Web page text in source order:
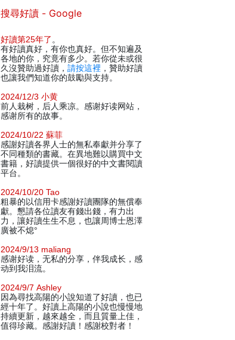
搜尋好讀 - Google
好讀第25年了 。
有好讀真好，有你也真好。但不知遍及
各地的你，究竟有多少。若你從未或很
久沒贊助過好讀， 請按這裡 ，贊助好讀
也讓我們知道你的鼓勵與支持。
2024/12/3 小黄
前人栽树，后人乘凉。感谢好读网站，
感谢所有的故事。
2024/10/22 蘇菲
感謝好讀各界人士的無私奉獻并分享了
不同種類的書藏。在異地難以購買中文
書籍，好讀提供一個很好的中文書閱讀
平台。
2024/10/20 Tao
粗暴的以信用卡感謝好讀團隊的無償奉
獻。懇請各位讀友有錢出錢，有力出
力，讓好讀生生不息，也讓周博士恩澤
廣被不熄°
2024/9/13 maliang
感谢好读，无私的分享，伴我成长，感
动到我泪流。
2024/9/7 Ashley
因為尋找高陽的小說知道了好讀，也已
經十年了。好讀上高陽的小說也慢慢地
持續更新，越來越全，而且質量上佳，
值得珍藏。感謝好讀！感謝校對者！